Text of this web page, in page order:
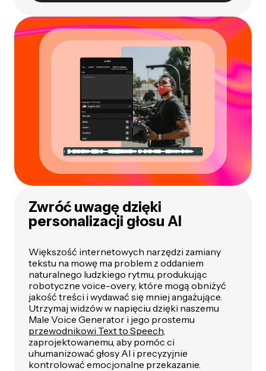
Zwróć uwagę dzięki
personalizacji głosu AI
Większość internetowych narzędzi zamiany
tekstu na mowę ma problem z oddaniem
naturalnego ludzkiego rytmu, produkując
robotyczne voice-overy, które mogą obniżyć
jakość treści i wydawać się mniej angażujące.
Utrzymaj widzów w napięciu dzięki naszemu
Male Voice Generator i jego prostemu
przewodnikowi Text to Speech
zaprojektowanemu, aby pomóc ci
uhumanizować głosy AI i precyzyjnie
kontrolować emocjonalne przekazanie.